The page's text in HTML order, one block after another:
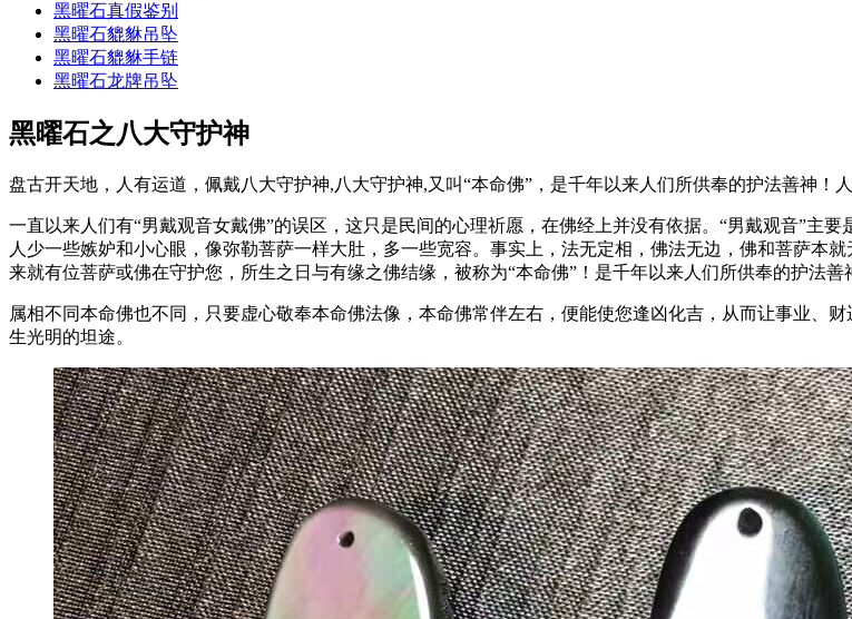
黑曜石真假鉴别
黑曜石貔貅吊坠
黑曜石貔貅手链
黑曜石龙牌吊坠
黑曜石之八大守护神
盘古开天地，人有运道，佩戴八大守护神,八大守护神,又叫“本命佛”，是千年以来人们所供奉的护法善神！
一直以来人们有“男戴观音女戴佛”的误区，这只是民间的心理祈愿，在佛经上并没有依据。“男戴观音”主
人少一些嫉妒和小心眼，像弥勒菩萨一样大肚，多一些宽容。事实上，法无定相，佛法无边，佛和菩萨本
来就有位菩萨或佛在守护您，所生之日与有缘之佛结缘，被称为“本命佛”！是千年以来人们所供奉的护法善
属相不同本命佛也不同，只要虚心敬奉本命佛法像，本命佛常伴左右，便能使您逢凶化吉，从而让事业、
生光明的坦途。